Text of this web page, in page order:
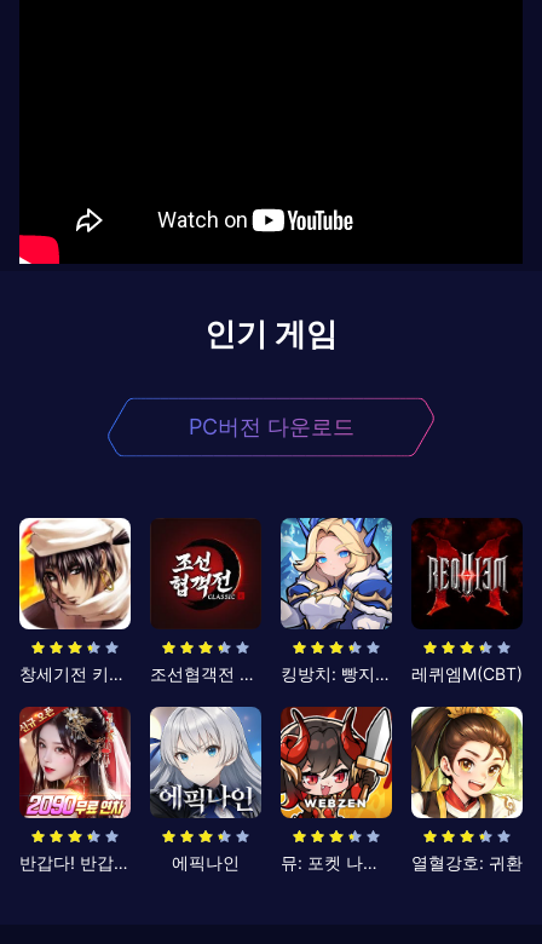
인기 게임
PC버전 다운로드
창세기전 키우기 조선협객전 클래식 킹방치: 빵지의 제왕 레퀴엠M(CBT)
반갑다! 반갑삼국지 에픽나인 뮤: 포켓 나이츠 열혈강호: 귀환